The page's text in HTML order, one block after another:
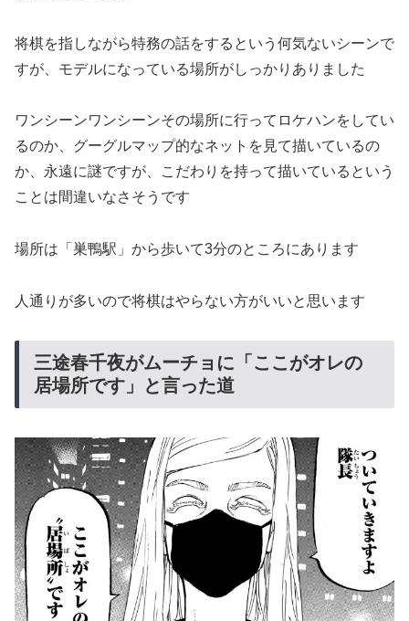
将棋を指しながら特務の話をするという何気ないシーンで
すが、モデルになっている場所がしっかりありました
ワンシーンワンシーンその場所に行ってロケハンをしてい
るのか、グーグルマップ的なネットを見て描いているの
か、永遠に謎ですが、こだわりを持って描いているという
ことは間違いなさそうです
場所は「巣鴨駅」から歩いて3分のところにあります
人通りが多いので将棋はやらない方がいいと思います
三途春千夜がムーチョに「ここがオレの
居場所です」と言った道